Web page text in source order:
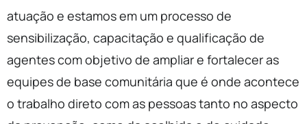
atuação e estamos em um processo de
sensibilização, capacitação e qualificação de
agentes com objetivo de ampliar e fortalecer as
equipes de base comunitária que é onde acontece
o trabalho direto com as pessoas tanto no aspecto